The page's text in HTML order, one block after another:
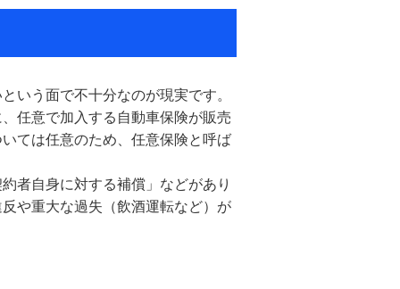
いう面で不十分なのが現実です。
任意で加入する自動車保険が販売
ては任意のため、任意保険と呼ば
者自身に対する補償」などがあり
や重大な過失（飲酒運転など）が